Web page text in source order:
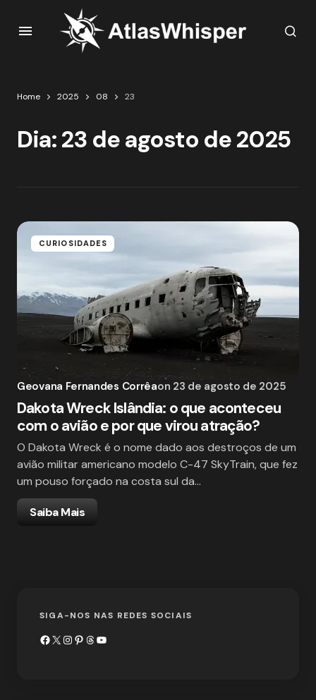
Home 2025 08 23
Dia:23 de agosto de 2025
CURIOSIDADES
Geovana Fernandes Corrêaon 23 de agosto de 2025
Dakota Wreck Islândia: o que aconteceu
com o avião e por que virou atração?
O Dakota Wreck é o nome dado aos destroços de um
avião militar americano modelo C-47 SkyTrain, que fez
um pouso forçado na costa sul da…
Saiba Mais
SIGA-NOS NAS REDES SOCIAIS